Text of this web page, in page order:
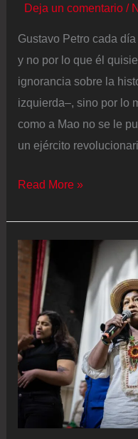
Deja un comentario /
Gustavo Petro cada
y no por lo que él
ignorancia sobre la
izquierda–, sino por lo
como a Mao no se le
un ejército
El
que
no
quería
Colombia
Read More »